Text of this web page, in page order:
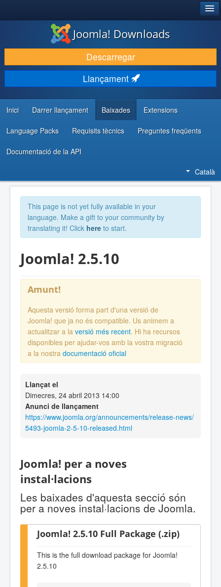
DESCARREGA & AMPLIA
DESCOBRIR & APRENDRE
COMUNITAT & SUPORT
RECURSOS PER DESENVOLUPADORS/ES
Joomla! Downloads
Descarregar
Llançament
Inici Darrer llançament Baixades Extensions
Language Packs Requisits tècnics Preguntes freqüents
Documentació de la API
Català
This page is not yet fully available in your
language. Make a gift to your community by
translating it! Click here to start.
Joomla! 2.5.10
Amunt!
Aquesta versió forma part d'una versió de
Joomla! que ja no és compatible. Us animem a
actualitzar a la versió més recent. Hi ha recursos
disponibles per ajudar-vos amb la vostra migració
a la nostra documentació oficial
Llançat el
Dimecres, 24 abril 2013 14:00
Anunci de llançament
https://www.joomla.org/announcements/release-news/
5493-joomla-2-5-10-released.html
Joomla! per a noves
instal·lacions
Les baixades d'aquesta secció són
per a noves instal·lacions de Joomla.
Joomla! 2.5.10 Full Package (.zip)
This is the full download package for Joomla!
2.5.10